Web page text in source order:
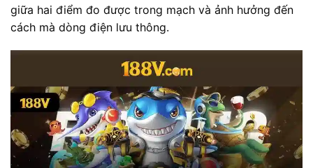
giữa hai điểm đo được trong mạch và ảnh hưởng đến
cách mà dòng điện lưu thông.